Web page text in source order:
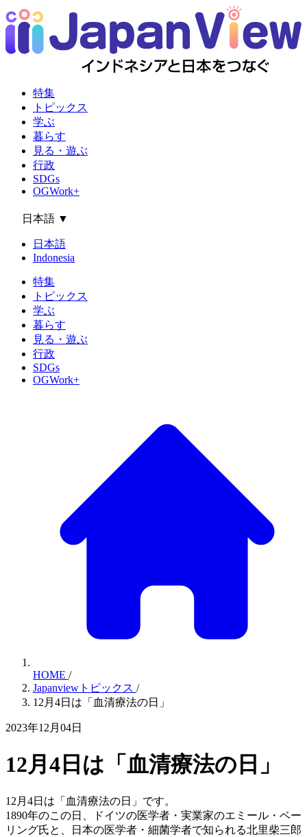
特集
トピックス
学ぶ
暮らす
見る・遊ぶ
行政
SDGs
OGWork+
日本語 ▼
日本語
Indonesia
特集
トピックス
学ぶ
暮らす
見る・遊ぶ
行政
SDGs
OGWork+
HOME /
Japanviewトピックス /
12月4日は「血清療法の日」
2023年12月04日
12月4日は「血清療法の日」
12月4日は「血清療法の日」です。
1890年のこの日、ドイツの医学者・実業家のエミール・ベー
リング氏と、日本の医学者・細菌学者で知られる北里柴三郎